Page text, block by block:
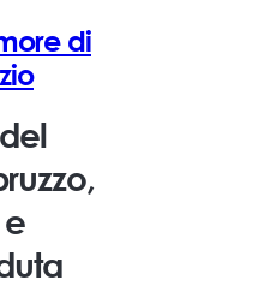
di